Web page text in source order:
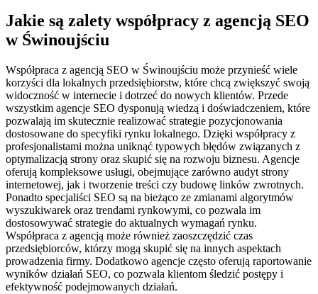
Jakie są zalety współpracy z agencją SEO
w Świnoujściu
Współpraca z agencją SEO w Świnoujściu może przynieść wiele
korzyści dla lokalnych przedsiębiorstw, które chcą zwiększyć swoją
widoczność w internecie i dotrzeć do nowych klientów. Przede
wszystkim agencje SEO dysponują wiedzą i doświadczeniem, które
pozwalają im skutecznie realizować strategie pozycjonowania
dostosowane do specyfiki rynku lokalnego. Dzięki współpracy z
profesjonalistami można uniknąć typowych błędów związanych z
optymalizacją strony oraz skupić się na rozwoju biznesu. Agencje
oferują kompleksowe usługi, obejmujące zarówno audyt strony
internetowej, jak i tworzenie treści czy budowę linków zwrotnych.
Ponadto specjaliści SEO są na bieżąco ze zmianami algorytmów
wyszukiwarek oraz trendami rynkowymi, co pozwala im
dostosowywać strategie do aktualnych wymagań rynku.
Współpraca z agencją może również zaoszczędzić czas
przedsiębiorców, którzy mogą skupić się na innych aspektach
prowadzenia firmy. Dodatkowo agencje często oferują raportowanie
wyników działań SEO, co pozwala klientom śledzić postępy i
efektywność podejmowanych działań.